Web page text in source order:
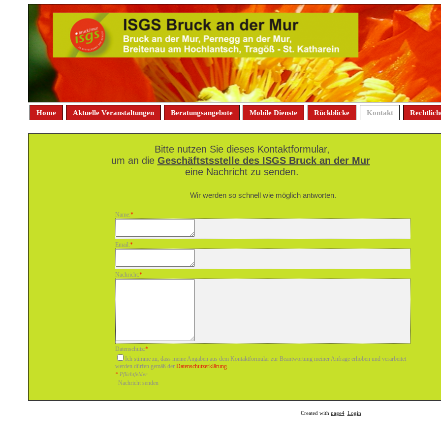
Home Aktuelle Veranstaltungen Beratungsangebote Mobile Dienste Rückblicke Kontakt
Bitte nutzen Sie dieses Kontaktformular,
um an die Geschäftstsstelle des ISGS Bruck an der Mur
eine Nachricht zu senden.
Wir werden so schnell wie möglich antworten.
Name:*
Email:*
Nachricht:*
Datenschutz:*
Ich stimme zu, dass meine Angaben aus dem Kontaktformular zur Beantwortung meiner Anfrage erhoben und verarbeitet
werden dürfen gemäß der Datenschutzerklärung.
* Pflichtfelder
Nachricht senden
Created with page4 Login